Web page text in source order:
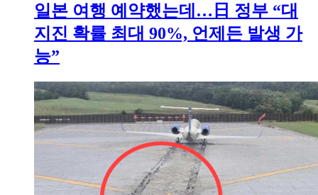
일본 여행 예약했는데…日 정부 “대
지진 확률 최대 90%, 언제든 발생 가
능”